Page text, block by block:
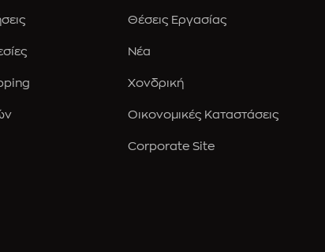
Θέσεις Εργασίας
Νέα
Χονδρική
Οικονομικές Καταστάσεις
Corporate Site